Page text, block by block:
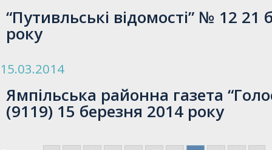
“Путивльські відомості” № 12 21
року
15.03.2014
Ямпільська районна газета
(9119) 15 березня 2014 року